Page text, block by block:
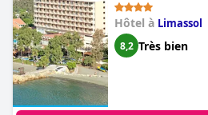
Hôtel à Limassol
8,2 Très bien